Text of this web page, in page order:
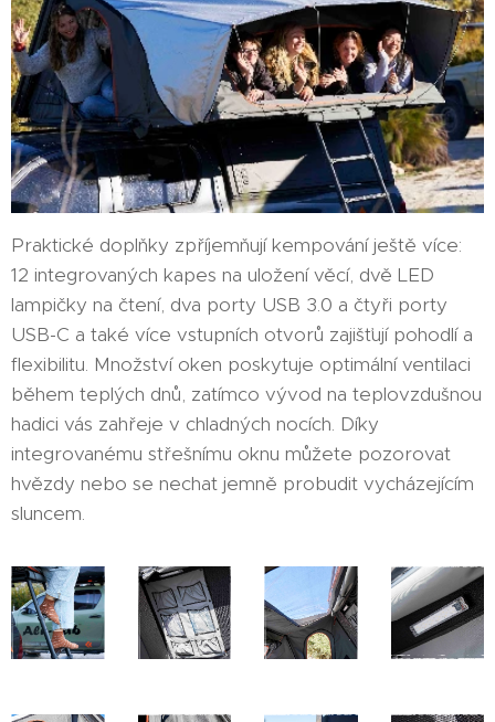
Praktické doplňky zpříjemňují kempování ještě více:
12 integrovaných kapes na uložení věcí, dvě LED
lampičky na čtení, dva porty USB 3.0 a čtyři porty
USB-C a také více vstupních otvorů zajišťují pohodlí a
flexibilitu. Množství oken poskytuje optimální ventilaci
během teplých dnů, zatímco vývod na teplovzdušnou
hadici vás zahřeje v chladných nocích. Díky
integrovanému střešnímu oknu můžete pozorovat
hvězdy nebo se nechat jemně probudit vycházejícím
sluncem.